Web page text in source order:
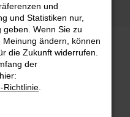
Bremen
Top
und
und Statistiken nur,
geben. Wenn Sie zu
ändern, können
die Zukunft widerrufen.
der
Richtlinie